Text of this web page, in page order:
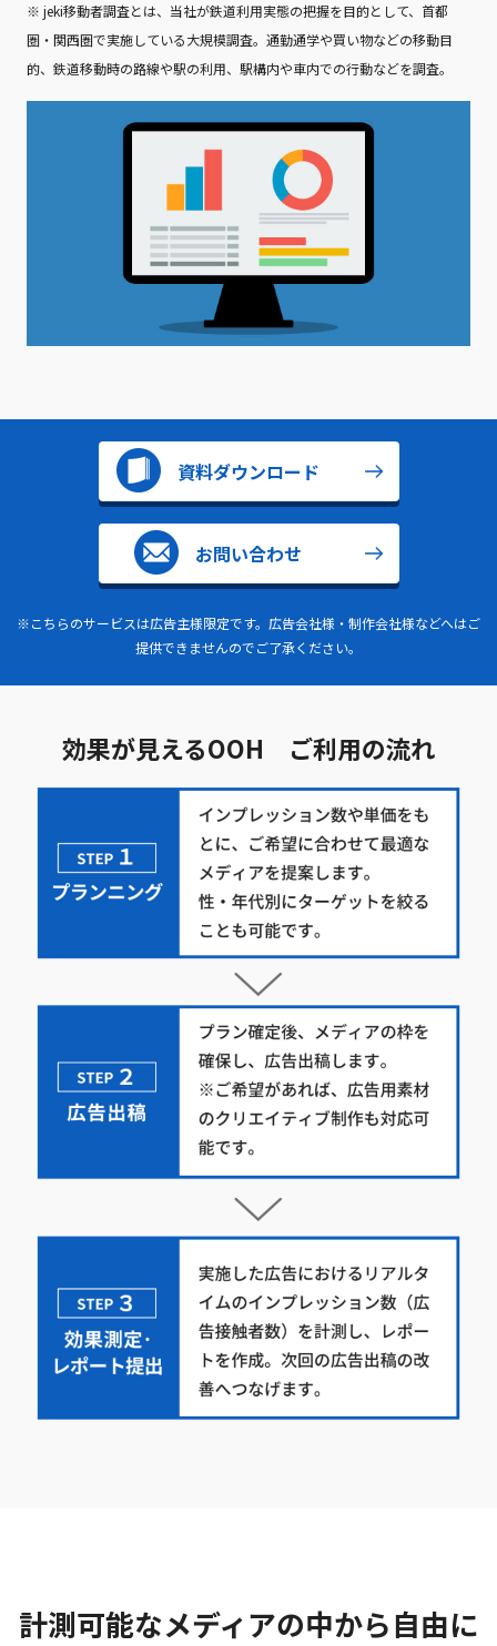
※ jeki移動者調査とは、当社が鉄道利用実態の把握を目的として、首都
圏・関西圏で実施している大規模調査。通勤通学や買い物などの移動目
的、鉄道移動時の路線や駅の利用、駅構内や車内での行動などを調査。
資料ダウンロード
お問い合わせ
※こちらのサービスは広告主様限定です。広告会社様・制作会社様などへはご
提供できませんのでご了承ください。
効果が見えるOOH ご利用の流れ
計測可能なメディアの中から自由に